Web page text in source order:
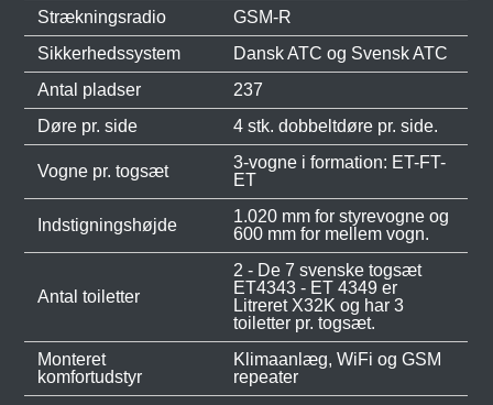
Strækningsradio
GSM-R
Sikkerhedssystem
Dansk ATC og Svensk ATC
Antal pladser
237
Døre pr. side
4 stk. dobbeltdøre pr. side.
Vogne pr. togsæt
3-vogne i formation: ET-FT-
ET
Indstigningshøjde
1.020 mm for styrevogne og
600 mm for mellem vogn.
Antal toiletter
2 - De 7 svenske togsæt
ET4343 - ET 4349 er
Litreret X32K og har 3
toiletter pr. togsæt.
Monteret
komfortudstyr
Klimaanlæg, WiFi og GSM
repeater